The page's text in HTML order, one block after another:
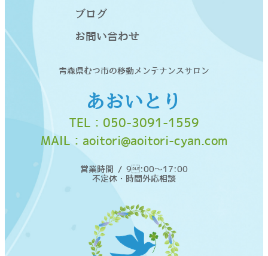
青森県むつ市の移動メンテナンスサロン
あおいとり
TEL： 050-3091-1559
MAIL： aoitori@aoitori-cyan.com
営業時間 / 9:00〜17:00
不定休・時間外応相談
ブログ
お問い合わせ